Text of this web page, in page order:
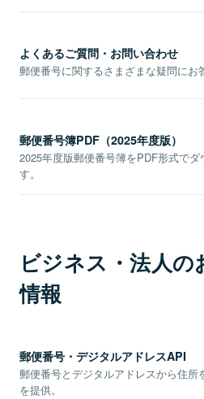
よくあるご質問・お問い合わせ
郵便番号に関するさまざまな疑問にお
郵便番号簿PDF（2025年度版）
2025年度版郵便番号簿をPDF形式でダ
す。
ビジネス・法人の
情報
郵便番号・デジタルアドレスAPI
郵便番号とデジタルアドレスから住所
を提供。